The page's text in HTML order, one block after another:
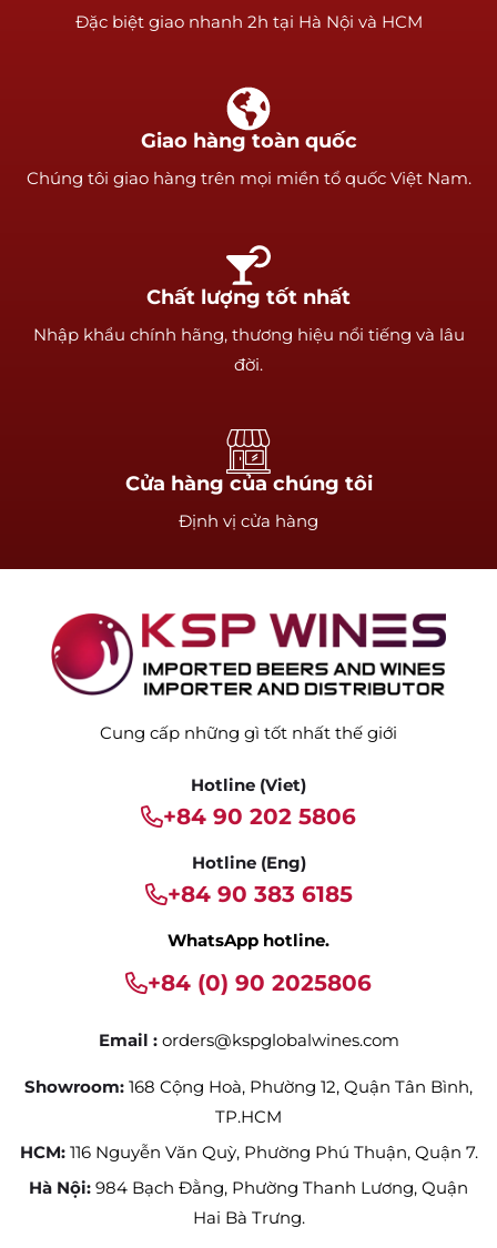
Ðặc biệt giao nhanh 2h tại Hà Nội và HCM
Giao hàng toàn quốc
Chúng tôi giao hàng trên mọi miền tổ quốc Việt Nam.
Chất lượng tốt nhất
Nhập khẩu chính hãng, thương hiệu nổi tiếng và lâu
đời.
Cửa hàng của chúng tôi
Định vị cửa hàng
Cung cấp những gì tốt nhất thế giới
Hotline (Viet)
+84 90 202 5806
Hotline (Eng)
+84 90 383 6185
WhatsApp hotline.
+84 (0) 90 2025806
Email : orders@kspglobalwines.com
Showroom: 168 Cộng Hoà, Phường 12, Quận Tân Bình,
TP.HCM
HCM: 116 Nguyễn Văn Quỳ, Phường Phú Thuận, Quận 7.
Hà Nội: 984 Bạch Đằng, Phường Thanh Lương, Quận
Hai Bà Trưng.